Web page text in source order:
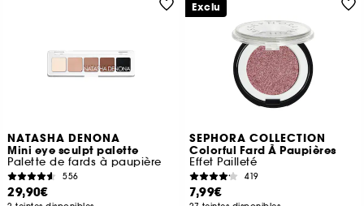
NATASHA DENONA
Mini eye sculpt palette
Palette de fards à paupière
556
29,90€
SEPHORA COLLECTION
Colorful Fard À Paupières
Effet Pailleté
419
7,99€
Exclu